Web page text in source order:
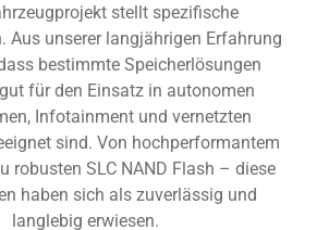
stellt spezifische
Aus unserer langjährigen Erfahrung
bestimmte Speicherlösungen
für den Einsatz in autonomen
Infotainment und vernetzten
sind. Von hochperformantem
robusten SLC NAND Flash – diese
haben sich als zuverlässig und
langlebig erwiesen.